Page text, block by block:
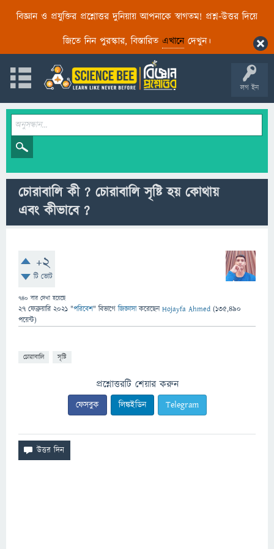
বিজ্ঞান ও প্রযুক্তির প্রশ্নোত্তর দুনিয়ায় আপনাকে স্বাগতম! প্রশ্ন-উত্তর দিয়ে
জিতে নিন পুরস্কার, বিস্তারিত এখানেদেখুন।
লগ ইন
চোরাবালি কী ? চোরাবালি সৃষ্টি হয় কোথায়
এবং কীভাবে ?
+2
টি ভোট
740 বার দেখা হয়েছে
27 ফেব্রুয়ারি 2021 "পরিবেশ" বিভাগে জিজ্ঞাসাকরেছেনHojayfa Ahmed (135,490
পয়েন্ট)
চোরাবালি সৃষ্টি
প্রশ্নোত্তরটি শেয়ার করুন
ফেসবুক লিঙ্কইডিন Telegram